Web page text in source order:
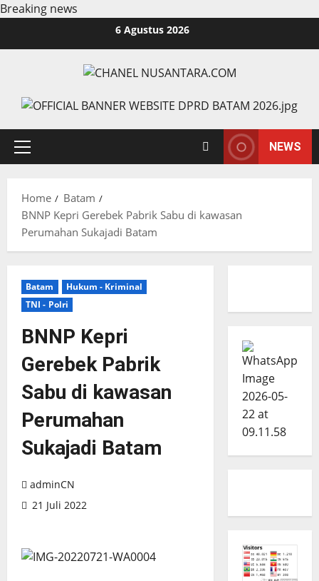
Breaking news
6 Agustus 2026
Primary
NEWS
Home
Batam
BNNP Kepri Gerebek Pabrik Sabu di kawasan
Perumahan Sukajadi Batam
Batam
Hukum - Kriminal
TNI - Polri
BNNP Kepri
Gerebek Pabrik
Sabu di kawasan
Perumahan
Sukajadi Batam
adminCN
21 Juli 2022